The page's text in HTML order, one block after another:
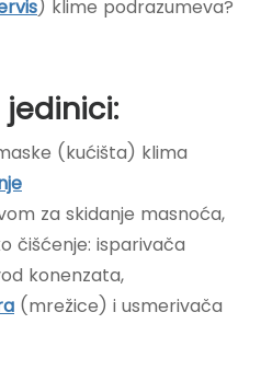
) klime podrazumeva?
(kućišta) klima
za skidanje masnoća,
čišćenje: isparivača
konenzata,
(mrežice) i usmerivača